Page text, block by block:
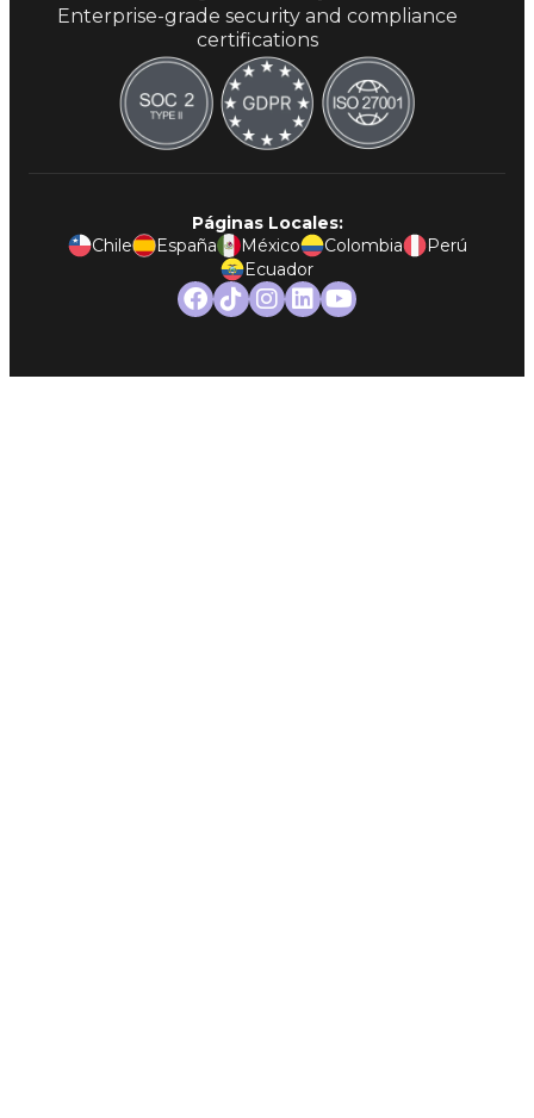
Enterprise-grade security and compliance
certifications
Páginas Locales:
Chile
España México Colombia
Perú
Ecuador